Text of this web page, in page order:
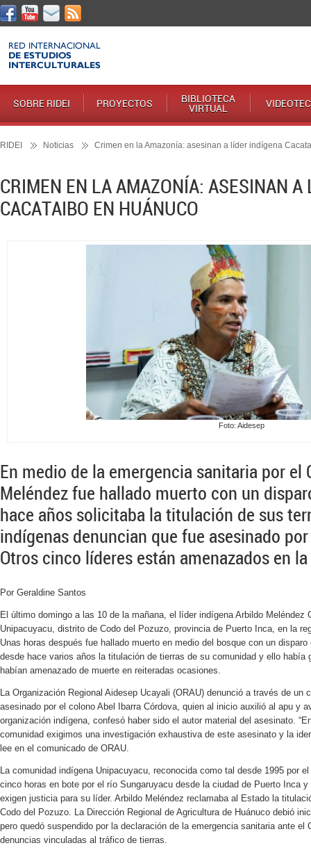
SOBRE RIDEI PROYECTOS BIBLIOTECA
VIRTUAL
RIDEI Noticias Crimen en la Amazonía: asesinan a líder indígena
CRIMEN EN LA AMAZONÍA: ASESINAN A
CACATAIBO EN HUÁNUCO
Foto: Aidesep
En medio de la emergencia sanitaria por el
Meléndez fue hallado muerto con un
hace años solicitaba la titulación de sus
indígenas denuncian que fue asesinado
Otros cinco líderes están amenazados en
Por Geraldine Santos
El último domingo a las 10 de la mañana, el líder indígena Arbildo Meléndez
Unipacuyacu, distrito de Codo del Pozuzo, provincia de Puerto Inca, en la
Unas horas después fue hallado muerto en medio del bosque con un
desde hace varios años la titulación de tierras de su comunidad y ello había
habían amenazado de muerte en reiteradas ocasiones.
La Organización Regional Aidesep Ucayali (ORAU) denunció a través de
asesinado por el colono Abel Ibarra Córdova, quien al inicio auxilió al apu y
organización indígena, confesó haber sido el autor material del asesinato.
comunidad exigimos una investigación exhaustiva de este asesinato y la
lee en el comunicado de ORAU.
La comunidad indígena Unipacuyacu, reconocida como tal desde 1995 por
cinco horas en bote por el río Sungaruyacu desde la ciudad de Puerto Inca
exigen justicia para su líder. Arbildo Meléndez reclamaba al Estado la
Codo del Pozuzo. La Dirección Regional de Agricultura de Huánuco debió
pero quedó suspendido por la declaración de la emergencia sanitaria ante
denuncias vinculadas al tráfico de tierras.